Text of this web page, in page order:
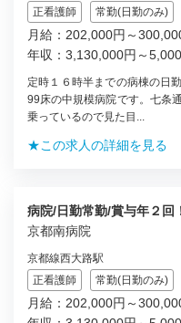
正看護師 常勤(日勤のみ)
月給：202,000円～
年収：3,130,000円～
定時１６時半までの病棟の日
99床の中規模病院です。七条
乗っているので見た目...
★この求人の詳細を見る
病院/日勤常勤/賞与年２回
京都南病院
京都線西大路駅
正看護師
常勤(日勤のみ)
月給：202,000円～